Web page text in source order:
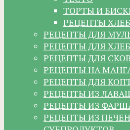
ТОРТЫ И
РЕЦЕПТЫ
РЕЦЕПТЫ ДЛЯ
РЕЦЕПТЫ ДЛЯ
РЕЦЕПТЫ ДЛЯ
РЕЦЕПТЫ НА
РЕЦЕПТЫ ДЛЯ
РЕЦЕПТЫ ИЗ
РЕЦЕПТЫ ИЗ
РЕЦЕПТЫ ИЗ